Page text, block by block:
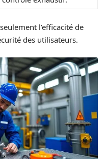
l’efficacité de
des utilisateurs.